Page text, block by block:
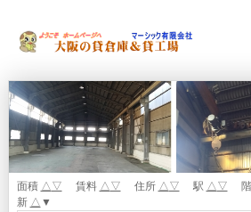
面積 △▽ 賃料 △▽ 住所 △▽ 駅 △▽ 階
新 △ ▼